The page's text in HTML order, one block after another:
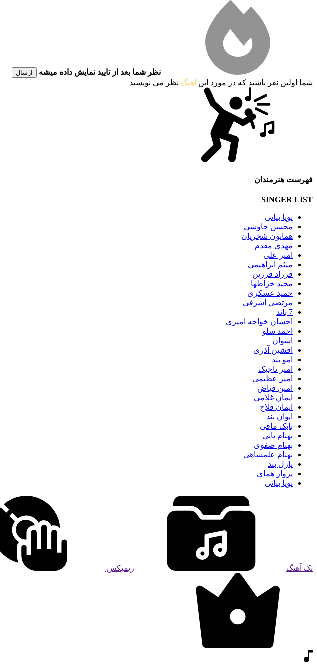
نظر شما بعد از تایید نمایش داده میشه ارسال
شما اولین نفر باشید که در مورد این آهنگ نظر می نویسید
فهرست هنرمندان
SINGER LIST
پویا بیاتی
محسن چاوشی
همایون شجریان
مهدی مقدم
امیر علی
میثم ابراهیمی
فرزاد فرزین
مجید خراطها
حمید عسکری
مرتضی اشرفی
7 باند
احسان خواجه امیری
احمد سلو
اشوان
افشین آذری
امو بند
امیر تاجیک
امیر عظیمی
امین فیاض
ایمان غلامی
ایمان فلاح
ایوان بند
بابک مافی
بهنام بانی
بهنام صفوی
بهنام علمشاهی
پازل بند
پرواز همای
پویا بیاتی
تک آهنگ ریمیکس